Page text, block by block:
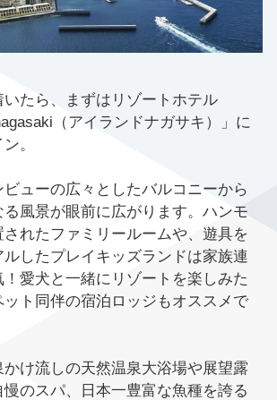
たら、まずはリゾートホテル
（アイランドナガサキ）」に
ン。
ビューの広々としたバルコニーから
る風景が眼前に広がります。ハンモ
されたファミリールームや、遊具を
ルしたプレイキッズランドは家族連
！愛犬と一緒にリゾートを楽しみた
ット同伴の宿泊ロッジもオススメで
け流しの天然温泉大浴場や展望露
慢のスパ、日本一豊富な魚種を誇る